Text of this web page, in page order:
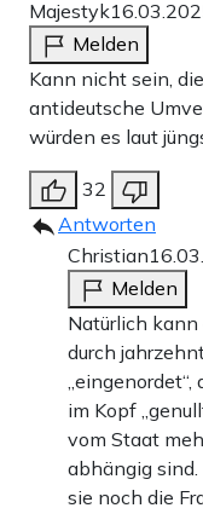
Majestyk
Melden
Kann nicht sein,
antideutsche
würden es laut
32
Antworten
Christian
Melden
Natürlich kann
durch
im Kopf
vom Staat
abhängig sind.
sie noch die